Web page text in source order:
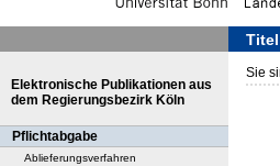
Titel
Elektronische Publikationen aus
dem Regierungsbezirk Köln
Pflichtabgabe
Ablieferungsverfahren
Sie